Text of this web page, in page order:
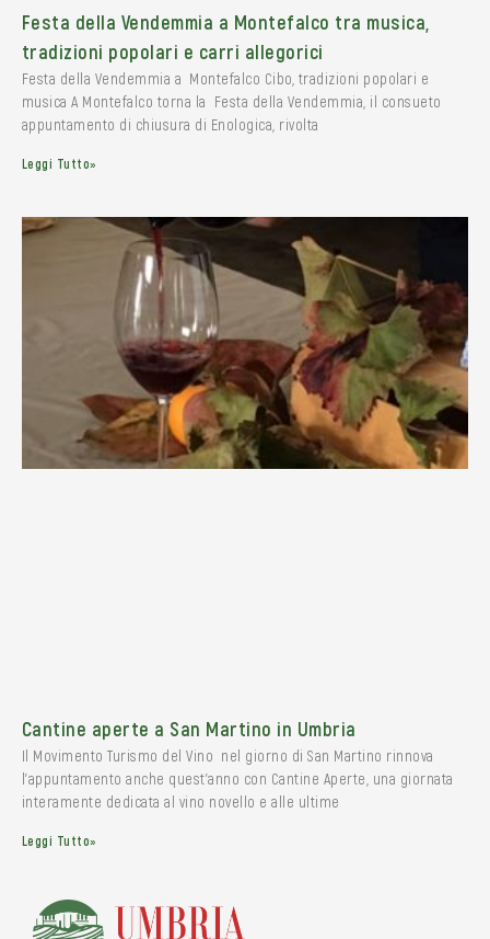
Festa della Vendemmia a Montefalco tra musica,
tradizioni popolari e carri allegorici
Festa della Vendemmia a Montefalco Cibo, tradizioni popolari e
musica A Montefalco torna la Festa della Vendemmia, il consueto
appuntamento di chiusura di Enologica, rivolta
Leggi Tutto»
Cantine aperte a San Martino in Umbria
Il Movimento Turismo del Vino nel giorno di San Martino rinnova
l’appuntamento anche quest’anno con Cantine Aperte, una giornata
interamente dedicata al vino novello e alle ultime
Leggi Tutto»